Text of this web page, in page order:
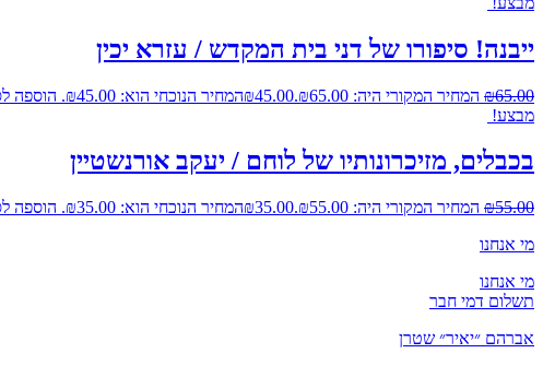
ייבנה! סיפורו של דני בית המקדש / עזרא יכין
₪65.00 המחיר המקורי היה: ₪65.00. ₪45.00 המחיר הנוכחי הוא: ₪45.00.
הוספה
מבצע!
בכבלים, מזיכרונותיו של לוחם / יעקב אורנשטיין
₪55.00 המחיר המקורי היה: ₪55.00. ₪35.00 המחיר הנוכחי הוא: ₪35.00.
הוספה
מי אנחנו
מי אנחנו
תשלום דמי חבר
אברהם ״יאיר״ שטרן